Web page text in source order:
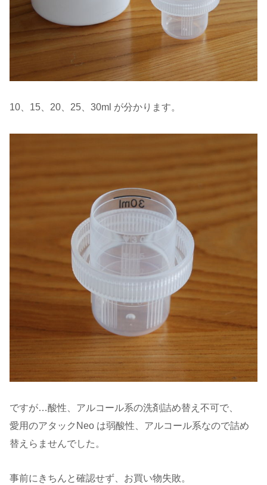
10、15、20、25、30ml が分かります。
ですが…酸性、アルコール系の洗剤詰め替え不可で、
愛用のアタックNeo は弱酸性、アルコール系なので詰め
替えらませんでした。
事前にきちんと確認せず、お買い物失敗。